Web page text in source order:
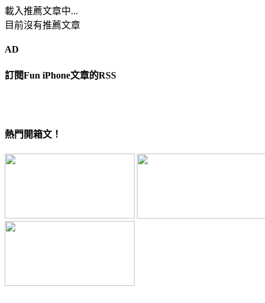
載入推薦文章中...
目前沒有推薦文章
AD
訂閱Fun iPhone文章的RSS
熱門開箱文！